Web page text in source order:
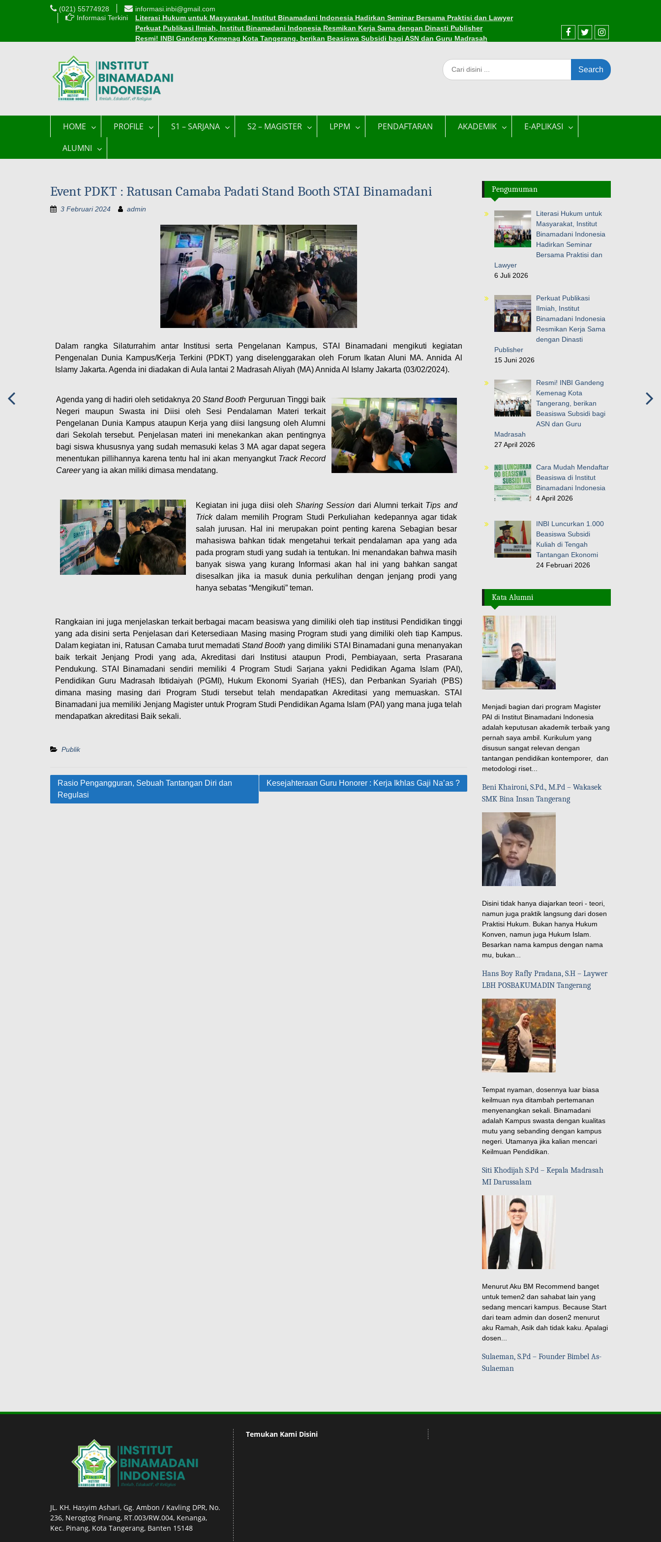
(021) 55774928
informasi.inbi@gmail.com
Informasi Terkini
Literasi Hukum untuk Masyarakat, Institut Binamadani Indonesia Hadirkan Seminar Bersama Praktisi dan Lawyer
Perkuat Publikasi Ilmiah, Institut Binamadani Indonesia Resmikan Kerja Sama dengan Dinasti Publisher
Resmi! INBI Gandeng Kemenag Kota Tangerang, berikan Beasiswa Subsidi bagi ASN dan Guru Madrasah
Edaran Perkuliahan Selama Ramadhan 1447 H
HOME PROFILE S1 – SARJANA S2 – MAGISTER LPPM PENDAFTARAN AKADEMIK
E-APLIKASI
ALUMNI
Event PDKT : Ratusan Camaba Padati Stand Booth STAI Binamadani
3 Februari 2024 admin
Dalam rangka Silaturrahim antar Institusi serta Pengelanan Kampus, STAI Binamadani mengikuti kegiatan
Pengenalan Dunia Kampus/Kerja Terkini (PDKT) yang diselenggarakan oleh Forum Ikatan Aluni MA. Annida Al
Islamy Jakarta. Agenda ini diadakan di Aula lantai 2 Madrasah Aliyah (MA) Annida Al Islamy Jakarta (03/02/2024).
Agenda yang di hadiri oleh setidaknya 20Stand Booth Perguruan Tinggi baik
Negeri maupun Swasta ini Diisi oleh Sesi Pendalaman Materi terkait
Pengelanan Dunia Kampus ataupun Kerja yang diisi langsung oleh Alumni
dari Sekolah tersebut. Penjelasan materi ini menekankan akan pentingnya
bagi siswa khususnya yang sudah memasuki kelas 3 MA agar dapat segera
menentukan pillihannya karena tentu hal ini akan menyangkut Track Record
Careeryang ia akan miliki dimasa mendatang.
Kegiatan ini juga diisi olehSharing Session dari Alumni terkait Tips and
Trickdalam memilih Program Studi Perkuliahan kedepannya agar tidak
salah jurusan. Hal ini merupakan point penting karena Sebagian besar
mahasiswa bahkan tidak mengetahui terkait pendalaman apa yang ada
pada program studi yang sudah ia tentukan. Ini menandakan bahwa masih
banyak siswa yang kurang Informasi akan hal ini yang bahkan sangat
disesalkan jika ia masuk dunia perkulihan dengan jenjang prodi yang
hanya sebatas “Mengikuti” teman.
Rangkaian ini juga menjelaskan terkait berbagai macam beasiswa yang dimiliki oleh tiap institusi Pendidikan tinggi
yang ada disini serta Penjelasan dari Ketersediaan Masing masing Program studi yang dimiliki oleh tiap Kampus.
Dalam kegiatan ini, Ratusan Camaba turut memadatiStand Booth yang dimiliki STAI Binamadani guna menanyakan
baik terkait Jenjang Prodi yang ada, Akreditasi dari Institusi ataupun Prodi, Pembiayaan, serta Prasarana
Pendukung. STAI Binamadani sendiri memiliki 4 Program Studi Sarjana yakni Pedidikan Agama Islam (PAI),
Pendidikan Guru Madrasah Ibtidaiyah (PGMI), Hukum Ekonomi Syariah (HES), dan Perbankan Syariah (PBS)
dimana masing masing dari Program Studi tersebut telah mendapatkan Akreditasi yang memuaskan. STAI
Binamadani jua memiliki Jenjang Magister untuk Program Studi Pendidikan Agama Islam (PAI) yang mana juga telah
mendapatkan akreditasi Baik sekali.
Publik
Rasio Pengangguran, Sebuah Tantangan Diri dan
Regulasi
Kesejahteraan Guru Honorer : Kerja Ikhlas Gaji Na’as ?
Pengumuman
Literasi Hukum untuk
Masyarakat, Institut
Binamadani Indonesia
Hadirkan Seminar
Bersama Praktisi dan
Lawyer
6 Juli 2026
Perkuat Publikasi
Ilmiah, Institut
Binamadani Indonesia
Resmikan Kerja Sama
dengan Dinasti
Publisher
15 Juni 2026
Resmi! INBI Gandeng
Kemenag Kota
Tangerang, berikan
Beasiswa Subsidi bagi
ASN dan Guru
Madrasah
27 April 2026
Cara Mudah Mendaftar
Beasiswa di Institut
Binamadani Indonesia
4 April 2026
INBI Luncurkan 1.000
Beasiswa Subsidi
Kuliah di Tengah
Tantangan Ekonomi
24 Februari 2026
Kata Alumni
Menjadi bagian dari program Magister
PAI di Institut Binamadani Indonesia
adalah keputusan akademik terbaik yang
pernah saya ambil. Kurikulum yang
disusun sangat relevan dengan
tantangan pendidikan kontemporer, dan
metodologi riset...
Beni Khaironi, S.Pd., M.Pd – Wakasek
SMK Bina Insan Tangerang
Disini tidak hanya diajarkan teori - teori,
namun juga praktik langsung dari dosen
Praktisi Hukum. Bukan hanya Hukum
Konven, namun juga Hukum Islam.
Besarkan nama kampus dengan nama
mu, bukan...
Hans Boy Rafly Pradana, S.H – Laywer
LBH POSBAKUMADIN Tangerang
Tempat nyaman, dosennya luar biasa
keilmuan nya ditambah pertemanan
menyenangkan sekali. Binamadani
adalah Kampus swasta dengan kualitas
mutu yang sebanding dengan kampus
negeri. Utamanya jika kalian mencari
Keilmuan Pendidikan.
Siti Khodijah S.Pd – Kepala Madrasah
MI Darussalam
Menurut Aku BM Recommend banget
untuk temen2 dan sahabat lain yang
sedang mencari kampus. Because Start
dari team admin dan dosen2 menurut
aku Ramah, Asik dah tidak kaku. Apalagi
dosen...
Sulaeman, S.Pd – Founder Bimbel As-
Sulaeman
JL. KH. Hasyim Ashari, Gg. Ambon / Kavling DPR, No.
236, Nerogtog Pinang, RT.003/RW.004, Kenanga,
Kec. Pinang, Kota Tangerang, Banten 15148
Temukan Kami Disini